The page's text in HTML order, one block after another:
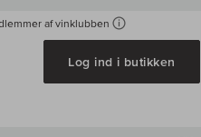
af vinklubben
Log ind i butikken